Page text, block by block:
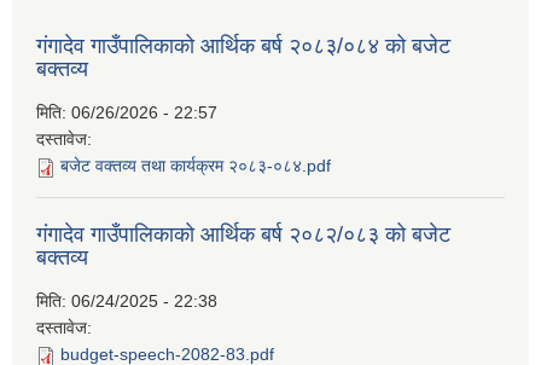
गंगादेव गाउँपालिकाको आर्थिक बर्ष २०८३/०८४ को बजेट
बक्तव्य
मिति: 06/26/2026 - 22:57
दस्तावेज:
बजेट वक्तव्य तथा कार्यक्रम २०८३-०८४.pdf
गंगादेव गाउँपालिकाको आर्थिक बर्ष २०८२/०८३ को बजेट
बक्तव्य
मिति: 06/24/2025 - 22:38
दस्तावेज:
budget-speech-2082-83.pdf